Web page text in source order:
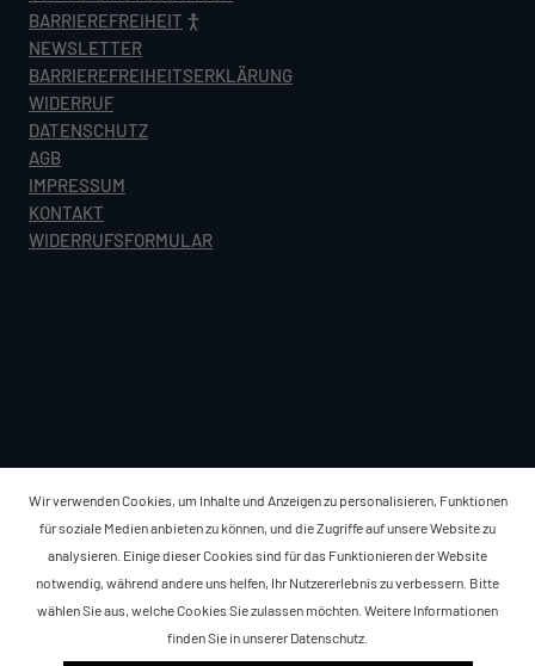
BARRIEREFREIHEIT
NEWSLETTER
BARRIEREFREIHEITSERKLÄRUNG
WIDERRUF
DATENSCHUTZ
AGB
IMPRESSUM
KONTAKT
WIDERRUFSFORMULAR
Wir verwenden Cookies, um Inhalte und Anzeigen zu personalisieren, Funktionen
für soziale Medien anbieten zu können, und die Zugriffe auf unsere Website zu
analysieren. Einige dieser Cookies sind für das Funktionieren der Website
notwendig, während andere uns helfen, Ihr Nutzererlebnis zu verbessern. Bitte
wählen Sie aus, welche Cookies Sie zulassen möchten. Weitere Informationen
finden Sie in unserer Datenschutz